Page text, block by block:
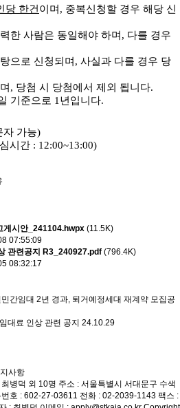
당 한건이며 , 중복신청할 경우 해당 신
한 사람은 동일해야 하며 , 다를 경우
으로 신청되며 , 사실과 다를 경우 당
, 당첨 시 당첨에서 제외 됩니다.
기준으로 1년입니다.
자 가능)
시간 : 12:00~13:00)
게시안_241104.hwpx (11.5K)
07:55:09
관련공지 R3_240927.pdf (796.4K)
08:32:17
간임대 2년 경과, 퇴거예정세대 재계약 모집공
대료 인상 관련 공지 24.10.29
사항
병덕 외 10명 주소 : 서울특별시 서대문구 수색
호 : 602-27-03611 전화 : 02-2039-1143 팩스 :